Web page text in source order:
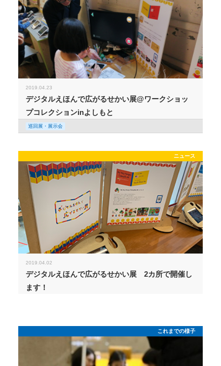
2019.04.23
デジタルえほんで広がるせかい展@ワークショッ
プコレクションinよしもと
巡回展・展示会
ニュース
2019.04.02
デジタルえほんで広がるせかい展 2カ所で開催し
ます！
これまでの様子